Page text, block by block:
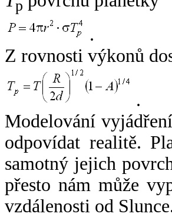
p
.
Z rovnosti výkonů
.
Modelování
odpovídat realitě.
samotný jejich
přesto nám může
vzdálenosti od